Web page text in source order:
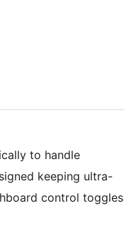
to handle
keeping ultra-
control toggles